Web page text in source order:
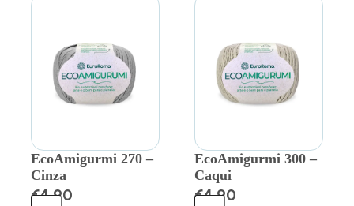
EcoAmigurmi 270 –
Cinza
€4.90
EcoAmigurmi 300 –
Caqui
€4.90